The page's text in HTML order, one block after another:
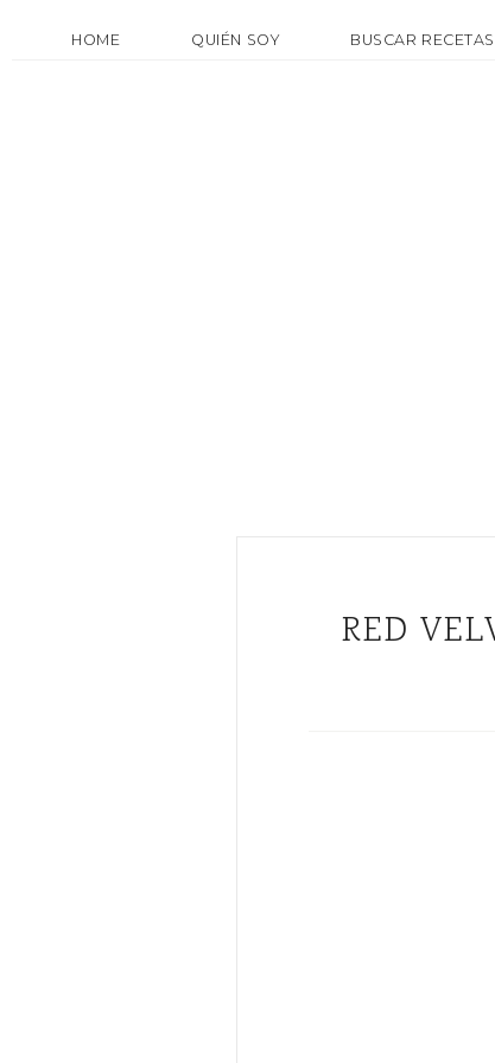
HOME QUIÉN SOY BUSCAR RECETAS
RED VELVET CAKE - TARTA TERCIOPELO ROJO (con/sin